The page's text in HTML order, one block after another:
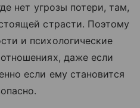
нет угрозы потери, там,
страсти. Поэтому
и психологические
даже если
если ему становится